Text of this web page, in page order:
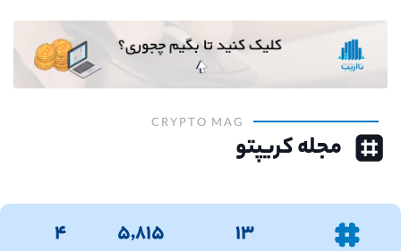
CRYPTO MAG
مجله کریپتو
۱۳ ۵,۸۱۵ ۴